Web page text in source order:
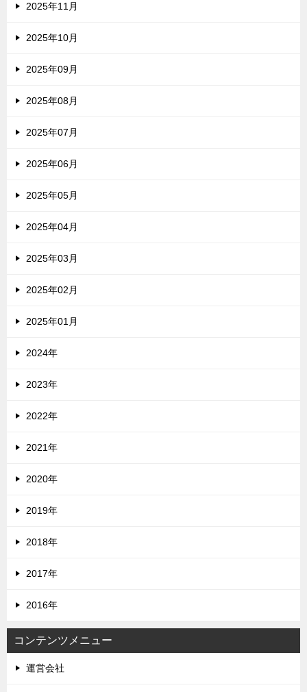
2025年11月
2025年10月
2025年09月
2025年08月
2025年07月
2025年06月
2025年05月
2025年04月
2025年03月
2025年02月
2025年01月
2024年
2023年
2022年
2021年
2020年
2019年
2018年
2017年
2016年
コンテンツメニュー
運営会社